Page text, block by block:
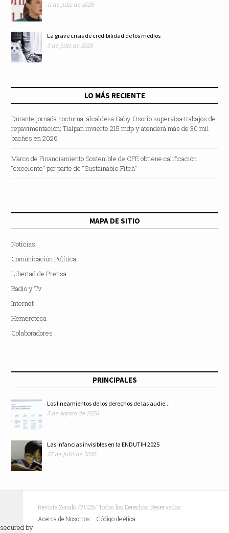
11 de julio de 2026
La grave crisis de credibilidad de los medios
3 de julio de 2026
LO MÁS RECIENTE
Durante jornada nocturna, alcaldesa Gaby Osorio supervisa trabajos de
repavimentación; Tlalpan invierte 215 mdp y atenderá más de 30 mil
baches en 2026
Marco de Financiamiento Sostenible de CFE obtiene calificación
“excelente” por parte de “Sustainable Fitch”
MAPA DE SITIO
Noticias
Comunicación Política
Libertad de Prensa
Radio y Tv
Internet
Hemeroteca
Colaboradores
PRINCIPALES
Los lineamientos de los derechos de las audie...
5 de agosto de 2026
Las infancias invisibles en la ENDUTIH 2025
27 de julio de 2026
Revista Zocalo /2025/ Todos los Derechos Reservados
Acerca de Nosotros
Código de ética
secured by